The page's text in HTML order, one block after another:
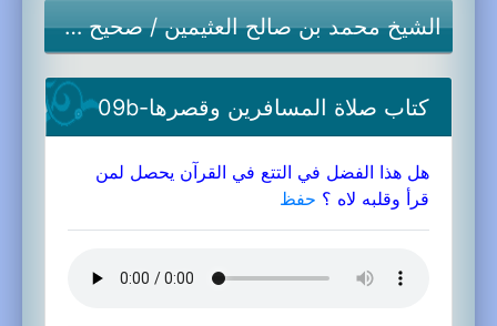
الشيخ محمد بن صالح العثيمين/صحيح مسلم
كتاب صلاة المسافرين وقصرها-09b
هل هذا الفضل في التتع في القرآن يحصل لمن
قرأ وقلبه لاه ؟ حفظ